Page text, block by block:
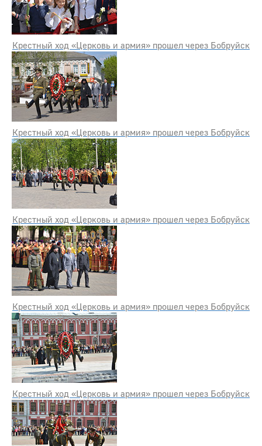
Крестный ход «Церковь и армия» прошел через Бобруйск
Крестный ход «Церковь и армия» прошел через Бобруйск
Крестный ход «Церковь и армия» прошел через Бобруйск
Крестный ход «Церковь и армия» прошел через Бобруйск
Крестный ход «Церковь и армия» прошел через Бобруйск